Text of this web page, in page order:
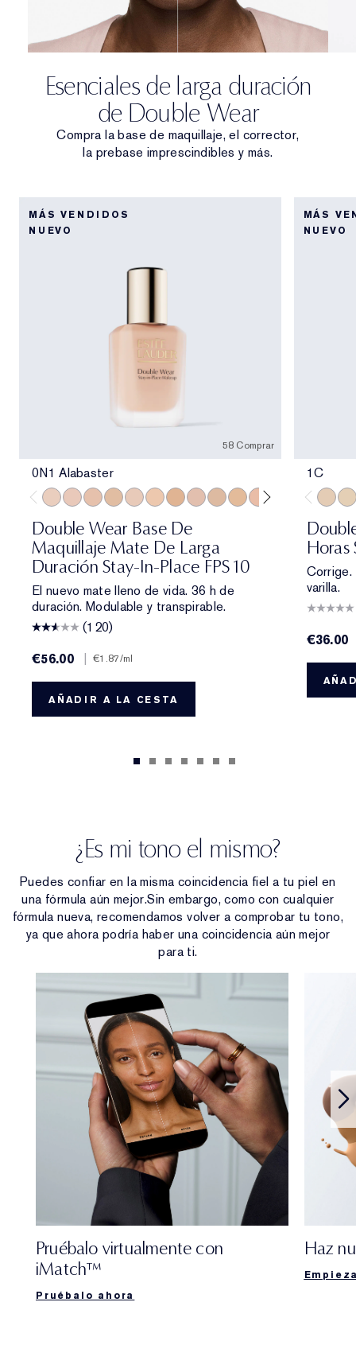
Esenciales de larga duración
de Double Wear
Compra la base de maquillaje, el corrector,
la prebase imprescindibles y más.
MÁS VENDIDOS
NUEVO
58 Comprar
0N1 Alabaster
Double Wear Base De
Maquillaje Mate De Larga
Duración Stay-In-Place FPS 10
El nuevo mate lleno de vida. 36 h de
duración. Modulable y transpirable.
(120)
€56.00
€1.87/ml
AÑADIR A LA CESTA
MÁS
NUEVO
1C
Horas
Corrige.
varilla.
€36.00
¿Es mi tono el mismo?
Puedes confiar en la misma coincidencia fiel a tu piel en
una fórmula aún mejor.Sin embargo, como con cualquier
fórmula nueva, recomendamos volver a comprobar tu tono,
ya que ahora podría haber una coincidencia aún mejor
para ti.
Pruébalo virtualmente con
iMatch™
Pruébalo ahora
Haz